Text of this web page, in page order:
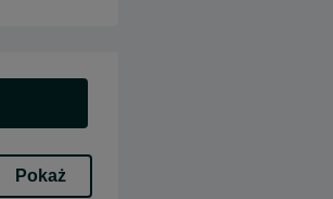
Pokaż